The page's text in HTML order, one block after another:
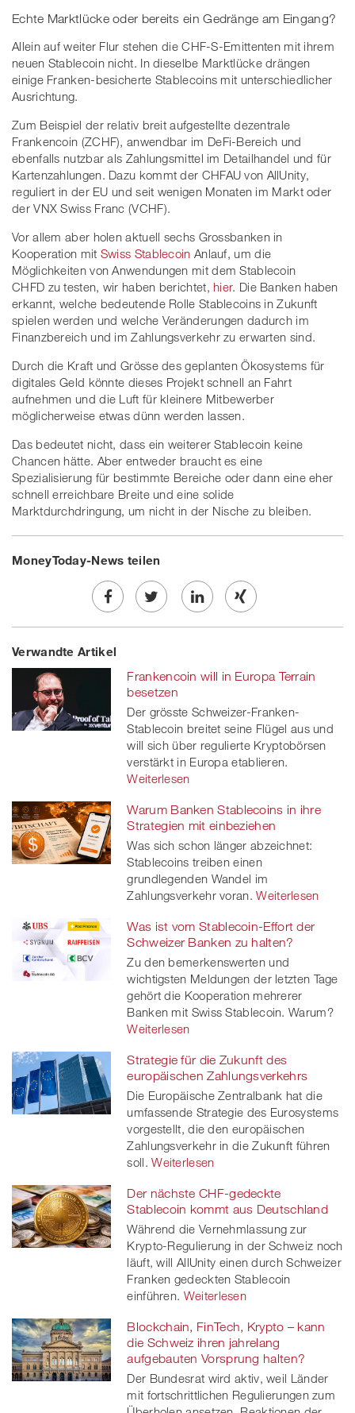
Echte Marktlücke oder bereits ein Gedränge am Eingang?
Allein auf weiter Flur stehen die CHF-S-Emittenten mit ihrem
neuen Stablecoin nicht. In dieselbe Marktlücke drängen
einige Franken-besicherte Stablecoins mit unterschiedlicher
Ausrichtung.
Zum Beispiel der relativ breit aufgestellte dezentrale
Frankencoin (ZCHF), anwendbar im DeFi-Bereich und
ebenfalls nutzbar als Zahlungsmittel im Detailhandel und für
Kartenzahlungen. Dazu kommt der CHFAU von AllUnity,
reguliert in der EU und seit wenigen Monaten im Markt oder
der VNX Swiss Franc (VCHF).
Vor allem aber holen aktuell sechs Grossbanken in
Kooperation mit Swiss Stablecoin Anlauf, um die
Möglichkeiten von Anwendungen mit dem Stablecoin
CHFD zu testen, wir haben berichtet,hier. Die Banken haben
erkannt, welche bedeutende Rolle Stablecoins in Zukunft
spielen werden und welche Veränderungen dadurch im
Finanzbereich und im Zahlungsverkehr zu erwarten sind.
Durch die Kraft und Grösse des geplanten Ökosystems für
digitales Geld könnte dieses Projekt schnell an Fahrt
aufnehmen und die Luft für kleinere Mitbewerber
möglicherweise etwas dünn werden lassen.
Das bedeutet nicht, dass ein weiterer Stablecoin keine
Chancen hätte. Aber entweder braucht es eine
Spezialisierung für bestimmte Bereiche oder dann eine eher
schnell erreichbare Breite und eine solide
Marktdurchdringung, um nicht in der Nische zu bleiben.
MoneyToday-News teilen
Share
on
Facebook
Twe
on
twitt
er
Share
linkedin
Share
Xing
Verwandte Artikel
Frankencoin will in Europa Terrain
besetzen
Der grösste Schweizer-Franken-
Stablecoin breitet seine Flügel aus und
will sich über regulierte Kryptobörsen
verstärkt in Europa etablieren.
Weiterlesen
Warum Banken Stablecoins in ihre
Strategien mit einbeziehen
Was sich schon länger abzeichnet:
Stablecoins treiben einen
grundlegenden Wandel im
Zahlungsverkehr voran. Weiterlesen
Was ist vom Stablecoin-Effort der
Schweizer Banken zu halten?
Zu den bemerkenswerten und
wichtigsten Meldungen der letzten Tage
gehört die Kooperation mehrerer
Banken mit Swiss Stablecoin. Warum?
Weiterlesen
Strategie für die Zukunft des
europäischen Zahlungsverkehrs
Die Europäische Zentralbank hat die
umfassende Strategie des Eurosystems
vorgestellt, die den europäischen
Zahlungsverkehr in die Zukunft führen
soll. Weiterlesen
Der nächste CHF-gedeckte
Stablecoin kommt aus Deutschland
Während die Vernehmlassung zur
Krypto-Regulierung in der Schweiz noch
läuft, will AllUnity einen durch Schweizer
Franken gedeckten Stablecoin
einführen. Weiterlesen
Blockchain, FinTech, Krypto – kann
die Schweiz ihren jahrelang
aufgebauten Vorsprung halten?
Der Bundesrat wird aktiv, weil Länder
mit fortschrittlichen Regulierungen zum